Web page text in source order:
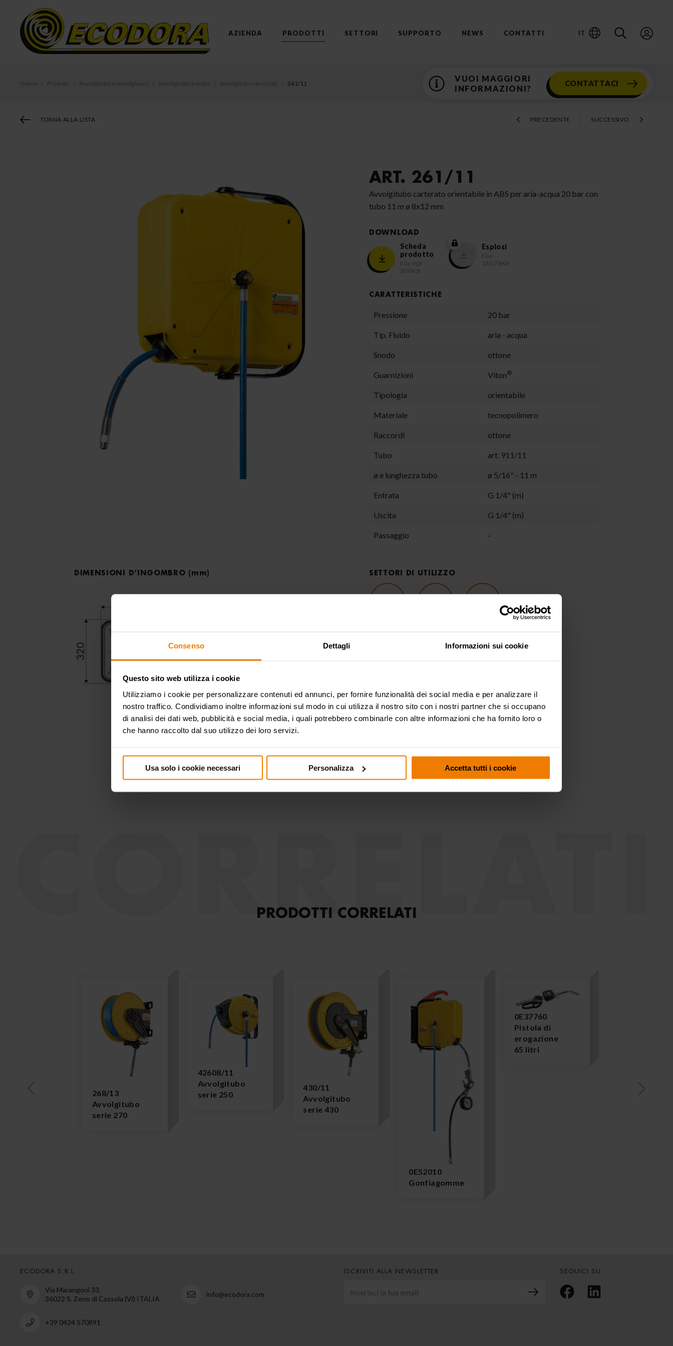
Consenso Dettagli Informazioni sui cookie
Questo sito web utilizza i cookie
Utilizziamo i cookie per personalizzare contenuti ed annunci, per fornire funzionalità dei social media e per analizzare il
nostro traffico. Condividiamo inoltre informazioni sul modo in cui utilizza il nostro sito con i nostri partner che si occupano
di analisi dei dati web, pubblicità e social media, i quali potrebbero combinarle con altre informazioni che ha fornito loro o
che hanno raccolto dal suo utilizzo dei loro servizi.
Usa solo i cookie necessari Personalizza Accetta tutti i cookie
AZIENDA PRODOTTI SETTORI SUPPORTO NEWS CONTATTI IT
Home Prodotti Avvolgitubo e Avvolgicavo Avvolgitubo a molla Avvolgitubo verniciati 261/11
VUOI MAGGIORI
INFORMAZIONI?
CONTATTACI
TORNA ALLA LISTA PRECEDENTE SUCCESSIVO
ART. 261/11
Avvolgitubo carterato orientabile in ABS per aria-acqua 20 bar con
tubo 11 m ø 8x12 mm
DOWNLOAD
Scheda
prodotto
File PDF -
200 KB
Esplosi
File -
180.76Kb
CARATTERISTICHE
Pressione 20 bar
Tip. Fluido aria - acqua
Snodo ottone
Guarnizioni Viton®
Tipologia orientabile
Materiale tecnopolimero
Raccordi ottone
Tubo art. 911/11
ø e lunghezza tubo ø 5/16" - 11 m
Entrata G 1/4" (m)
Uscita G 1/4" (m)
Passaggio -
DIMENSIONI D’INGOMBRO (mm) SETTORI DI UTILIZZO
PRODOTTI CORRELATI
CORRELATI
268/13
Avvolgitubo
serie 270
42608/11
Avvolgitubo
serie 250
430/11
Avvolgitubo
serie 430
0E52010
Gonfiagomme
0E37760
Pistola di
erogazione
65 litri
ECODORA S.R.L.
Via Marangoni 33,
36022 S. Zeno di Cassola (Vi) ITALIA
info@ecodora.com
+39 0424 570891
ISCRIVITI ALLA NEWSLETTER SEGUICI SU